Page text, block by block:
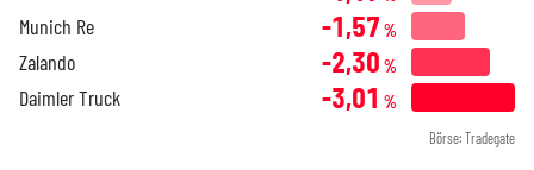
Munich Re -1,57 %
Zalando -2,30 %
Daimler Truck -3,01 %
Börse: Tradegate